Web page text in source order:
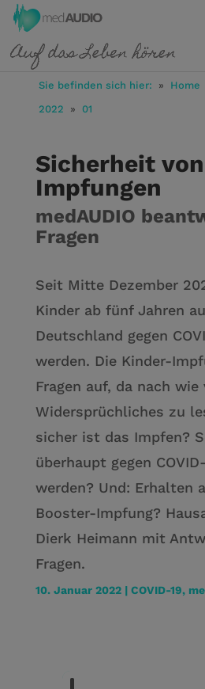
Sie befinden sich hier: » Home
2022
» 01
Sicherheit
Impfungen
medAUDIO
Fragen
Seit Mitte Dezember
Kinder ab fünf Jahren
Deutschland gegen
werden. Die Kinder-
Fragen auf, da nach wie
Widersprüchliches zu
sicher ist das Impfen?
überhaupt gegen
werden? Und: Erhalten
Booster-Impfung?
Dierk Heimann mit
Fragen.
10. Januar 2022| COVID-19,